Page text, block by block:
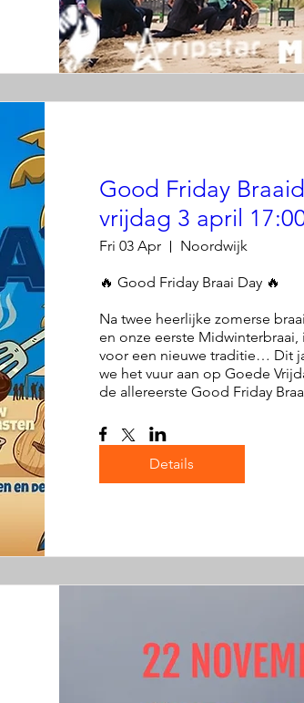
Good Friday
vrijdag 3 april
Fri 03 Apr Noordwijk
🔥 Good Friday Braai Day 🔥
Na twee heerlijke zomerse
en onze eerste Midwinterbraai,
voor een nieuwe traditie… Dit
we het vuur aan op Goede
Details